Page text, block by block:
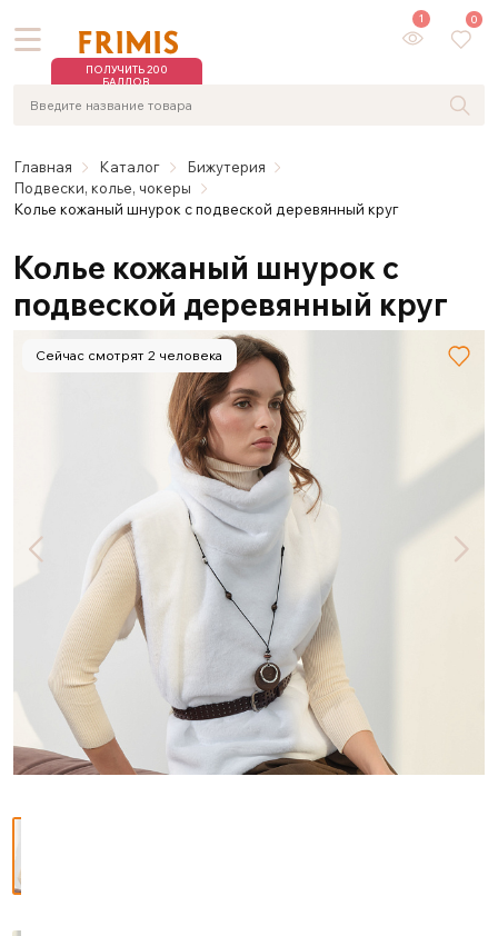
ПОЛУЧИТЬ 200
БАЛЛОВ
1 0
Главная Каталог
Бижутерия
Подвески, колье, чокеры
Колье кожаный шнурок с подвеской деревянный круг
Колье кожаный шнурок с
подвеской деревянный круг
Сейчас смотрят 2 человека